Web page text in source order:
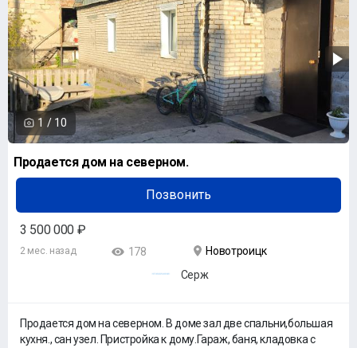
1 / 10
Продается дом на северном.
Позвонить
3 500 000 ₽
2 мес. назад 178
Новотроицк
Серж
Продается дом на северном. В доме зал две спальни,большая
кухня., сан узел. Пристройка к дому.Гараж, баня, кладовка с